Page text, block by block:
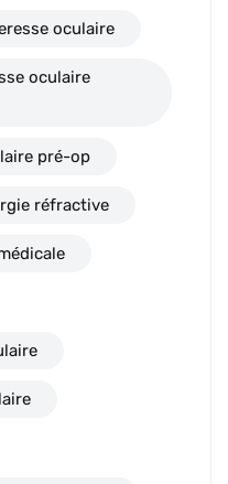
oculaire
oculaire
pré-op
réfractive